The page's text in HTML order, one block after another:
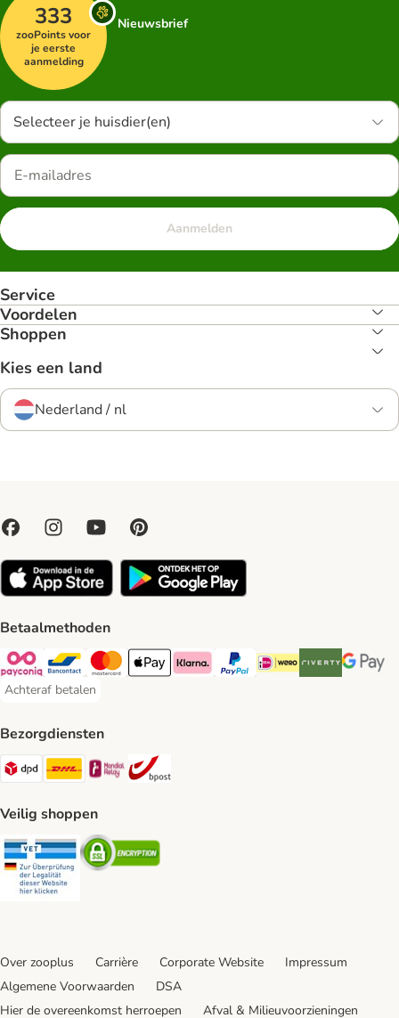
333
zooPoints voor
je eerste
aanmelding
Nieuwsbrief
Selecteer je huisdier(en)
Aanmelden
Service
Voordelen
Shoppen
Kies een land
Nederland / nl
Betaalmethoden
Payconiq Payment Method
Bancontact Payment Method
Mastercard Payment Method
Apple Pay Payment Method
Klarna Payment Method
PayPal Payment Method
iDeal Payment Method
Riverty Payment
Google
Achteraf betalen
Achteraf betalen Payment Method
Bezorgdiensten
Dpd Shipping Method
DHL Shipping Method
Mondial Relay Shipping Method
Veilig shoppen
Security Security
Over zooplus Carrière Corporate Website
Impressum
Algemene Voorwaarden
DSA
Hier de overeenkomst herroepen
Afval & Milieuvoorzieningen